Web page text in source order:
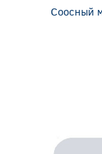
Соосный